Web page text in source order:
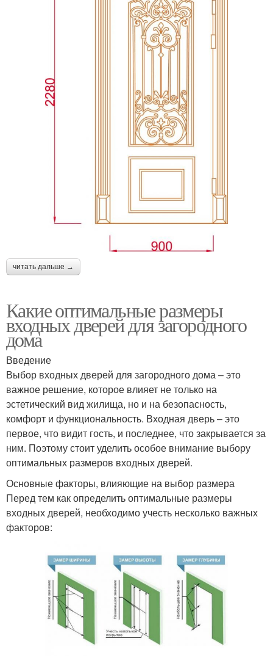
читать дальше →
Какие оптимальные размеры
входных дверей для загородного
дома
Введение
Выбор входных дверей для загородного дома – это
важное решение, которое влияет не только на
эстетический вид жилища, но и на безопасность,
комфорт и функциональность. Входная дверь – это
первое, что видит гость, и последнее, что закрывается за
ним. Поэтому стоит уделить особое внимание выбору
оптимальных размеров входных дверей.
Основные факторы, влияющие на выбор размера
Перед тем как определить оптимальные размеры
входных дверей, необходимо учесть несколько важных
факторов: